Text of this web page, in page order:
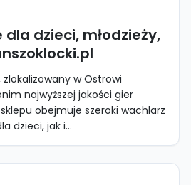
dzieci, młodzieży,
zlokalizowany w Ostrowi
najwyższej jakości gier
obejmuje szeroki wachlarz
dzieci, jak i...